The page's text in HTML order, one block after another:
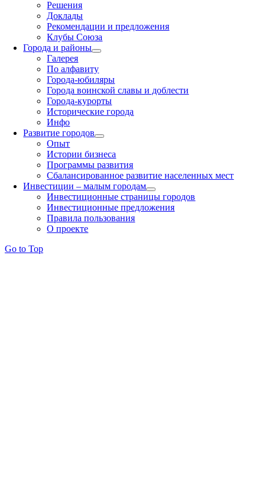
Решения
Доклады
Рекомендации и предложения
Клубы Союза
Города и районы
Галерея
По алфавиту
Города-юбиляры
Города воинской славы и доблести
Города-курорты
Исторические города
Инфо
Развитие городов
Опыт
Истории бизнеса
Программы развития
Сбалансированное развитие населенных мест
Инвестиции – малым городам
Инвестиционные страницы городов
Инвестиционные предложения
Правила пользования
О проекте
Go to Top